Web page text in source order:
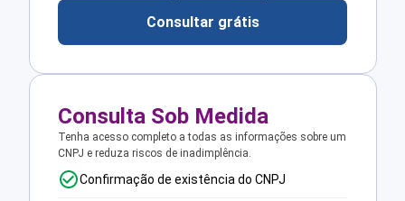
Consultar grátis
Consulta Sob Medida
Tenha acesso completo a todas as informações sobre um
CNPJ e reduza riscos de inadimplência.
Confirmação de existência do CNPJ